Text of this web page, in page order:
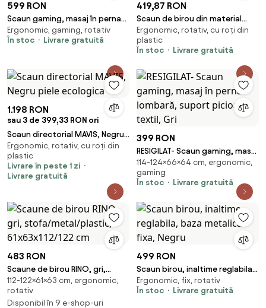
599 RON
Scaun gaming, masaj în perna
lombară, suport picioare,
catifea, Negru
Ergonomic, gaming, rotativ
În stoc
Livrare gratuită
419,87 RON
Scaun de birou din material
textil OFF 707 negru
Ergonomic, rotativ, cu roți din
plastic
În stoc
Livrare gratuită
1.198 RON
sau 3 de 399,33 RON ori
Scaun directorial MAVIS, Negru
piele ecologica
Ergonomic, rotativ, cu roți din
plastic
Livrare în peste 1 zi
Livrare gratuită
399 RON
RESIGILAT- Scaun gaming, masaj
în perna lombară, suport
picioare, textil, Gri
114-124×66×64 cm, ergonomic,
gaming
În stoc
Livrare gratuită
483 RON
Scaune de birou RINO, gri,
stofa/metal/plastic,
61x63x112/122 cm
112-122×61×63 cm, ergonomic,
rotativ
Disponibil în 9 e-shop-uri
499 RON
Scaun birou, inaltime reglabila,
baza metalica fixa, Negru
Ergonomic, fix, rotativ
În stoc
Livrare gratuită